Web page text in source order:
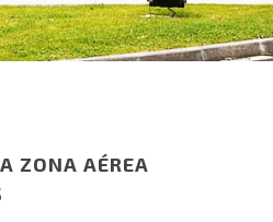
ZONA AÉREA